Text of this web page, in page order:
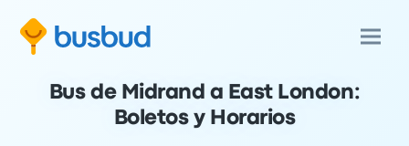
Bus de Midrand a East London:
Boletos y Horarios